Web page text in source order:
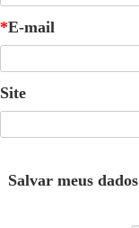
E-mail
*
Site
Salvar meus